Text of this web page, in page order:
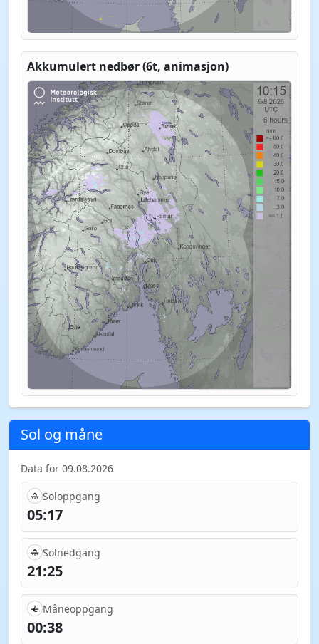
Akkumulert nedbør (6t, animasjon)
Sol og måne
Data for 09.08.2026
Soloppgang
05:17
Solnedgang
21:25
Måneoppgang
00:38